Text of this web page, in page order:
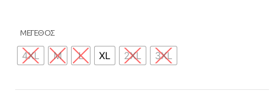
ΜΕΓΕΘΟΣ
4XL M L XL 2XL 3XL